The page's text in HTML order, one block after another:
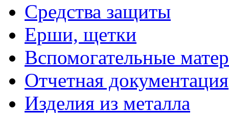
Средства защиты
Ерши, щетки
Вспомогательные
Отчетная документация
Изделия из металла